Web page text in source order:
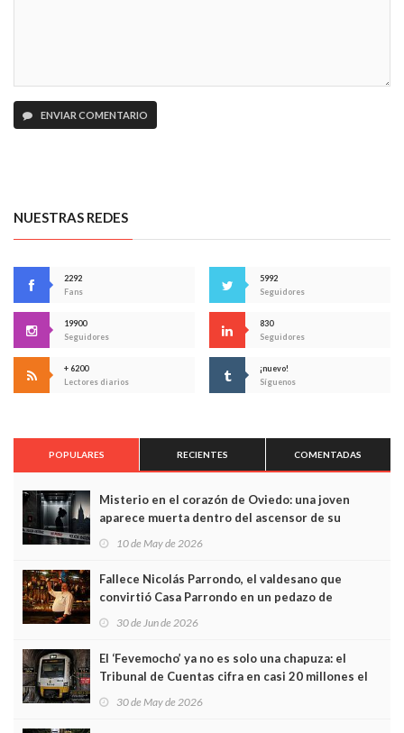
ENVIAR COMENTARIO
NUESTRAS REDES
2292
Fans
5992
Seguidores
19900
Seguidores
830
Seguidores
+ 6200
Lectores diarios
¡nuevo!
Síguenos
POPULARES RECIENTES COMENTADAS
Misterio en el corazón de Oviedo: una joven
aparece muerta dentro del ascensor de su
edificio y las cámaras captan sus últimos minutos
10 de May de 2026
Fallece Nicolás Parrondo, el valdesano que
convirtió Casa Parrondo en un pedazo de
Asturias en Madrid
30 de Jun de 2026
El ‘Fevemocho’ ya no es solo una chapuza: el
Tribunal de Cuentas cifra en casi 20 millones el
sobrecoste de los trenes que no cabían por los
30 de May de 2026